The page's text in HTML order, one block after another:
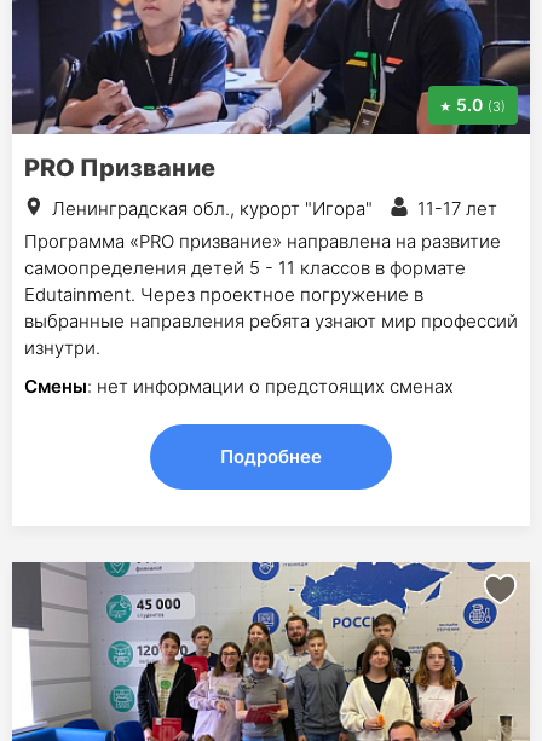
5.0 (3)
PRO Призвание
Ленинградская обл., курорт "Игора"
11-17 лет
Программа «PRO призвание» направлена на развитие
самоопределения детей 5 - 11 классов в формате
Edutainment. Через проектное погружение в
выбранные направления ребята узнают мир профессий
изнутри.
Смены: нет информации о предстоящих сменах
Подробнее